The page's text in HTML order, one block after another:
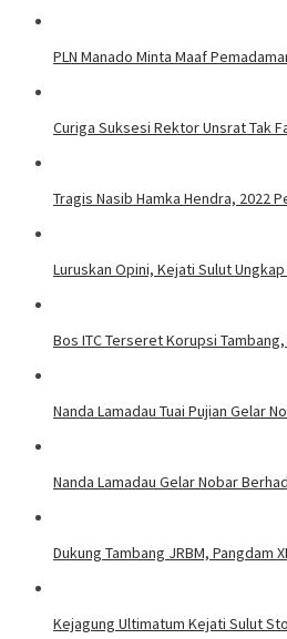
PLN Manado Minta Maaf
Curiga Suksesi Rektor Unsrat Tak
Tragis Nasib Hamka Hendra, 2022
Luruskan Opini, Kejati Sulut
Bos ITC Terseret Korupsi
Nanda Lamadau Tuai Pujian Gelar
Nanda Lamadau Gelar Nobar
Dukung Tambang JRBM, Pangdam
Kejagung Ultimatum Kejati Sulut